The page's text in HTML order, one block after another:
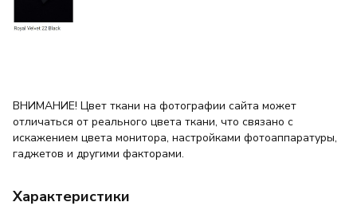
ВНИМАНИЕ! Цвет ткани на фотографии сайта может
отличаться от реального цвета ткани, что связано с
искажением цвета монитора, настройками фотоаппаратуры,
гаджетов и другими факторами.
Характеристики